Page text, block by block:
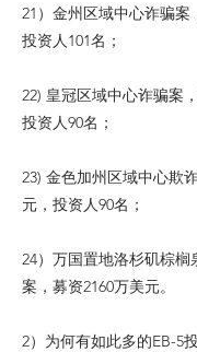
21）金州区域中心诈骗案
投资人101名；
22) 皇冠区域中心诈骗案
投资人90名；
23) 金色加州区域中心欺
元，投资人90名；
24）万国置地洛杉矶棕
案，募资2160万美元。
2）为何有如此多的EB-5